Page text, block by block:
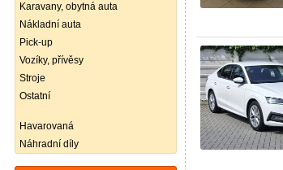
Karavany, obytná auta
Nákladní auta
Pick-up
Vozíky, přívěsy
Stroje
Ostatní
Havarovaná
Náhradní díly